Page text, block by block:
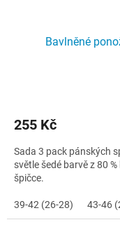
Bavlněné
255 Kč
Sada 3 pack pánských
světle šedé barvě z 80
špičce.
39-42 (26-28) 43-46